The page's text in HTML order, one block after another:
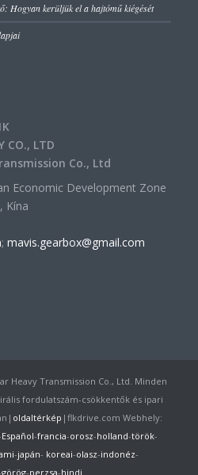
Hogyan kerüljük el a hajtómű kiégését
CO., LTD
Co., Ltd
Economic Development Zone
Kína
; mavis.gearbox@gmail.com
Heavy Transmission Co., Ltd. Minden
fordulatszám-csökkentők és ipari
oldaltérkép |flkdrive.com Webhely:
Español-francia-orosz-holland-török-
-japán- koreai-olasz-indonéz-
görög-perzsa-hindi